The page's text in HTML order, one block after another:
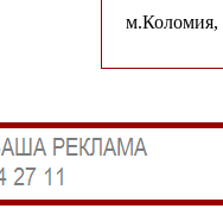
м.Коломия,